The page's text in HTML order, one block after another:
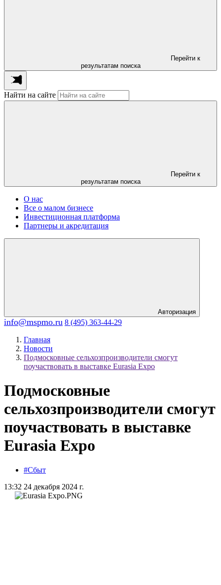
Перейти к
результатам поиска
Найти на сайте
Перейти к
результатам поиска
О нас
Все о малом бизнесе
Инвестиционная платформа
Партнеры и акредитация
Авторизация
info@mspmo.ru 8 (495) 363-44-29
Главная
Новости
Подмосковные сельхозпроизводители смогут
поучаствовать в выставке Eurasia Expo
Подмосковные
сельхозпроизводители смогут
поучаствовать в выставке
Eurasia Expo
#Сбыт
13:32 24 декабря 2024 г.